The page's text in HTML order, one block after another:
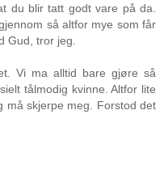
du blir tatt godt vare på da.
så altfor mye som får
Gud, tror jeg.
Vi ma alltid bare gjøre så
tålmodig kvinne. Altfor lite
må skjerpe meg. Forstod det